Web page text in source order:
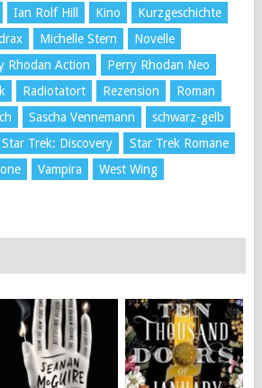
Ian Rolf Hill Kino
Kurzgeschichte
Michelle Stern
Novelle
Rhodan Action
Perry Rhodan Neo
Radiotatort Rezension
Roman
Sascha Vennemann
schwarz-gelb
Star Trek: Discovery
Star Trek Romane
Vampira
West Wing